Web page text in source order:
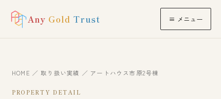
Any Gold Trust ≡ メニュー
HOME ／ 取り扱い実績 ／ アートハウス市原2号棟
PROPERTY DETAIL